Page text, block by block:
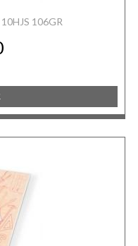
106GR